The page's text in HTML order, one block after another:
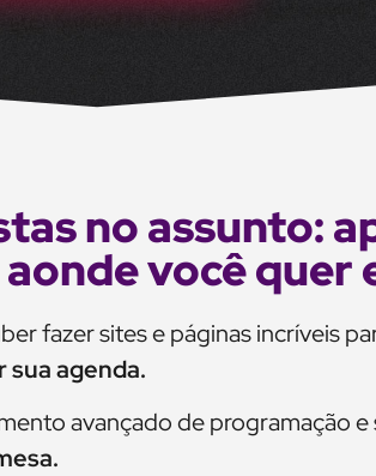
no assunto:
você quer
fazer sites e páginas incríveis
sua agenda.
avançado de programação